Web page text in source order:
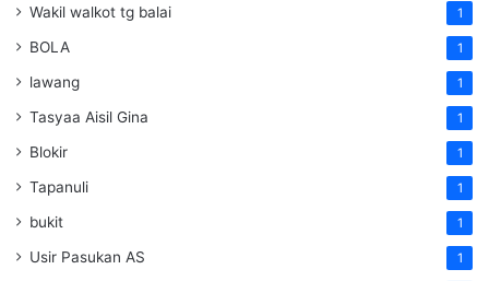
Wakil walkot tg balai 1
BOLA 1
lawang 1
Tasyaa Aisil Gina 1
Blokir 1
Tapanuli 1
bukit 1
Usir Pasukan AS 1